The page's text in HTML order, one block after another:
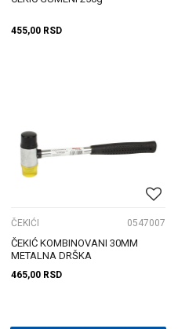
455,00 RSD
ČEKIĆI 0547007
ČEKIĆ KOMBINOVANI 30MM
METALNA DRŠKA
465,00 RSD